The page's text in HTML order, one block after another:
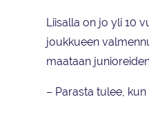
Liisalla on jo yli 10
joukkueen
maataan
– Parasta tulee,